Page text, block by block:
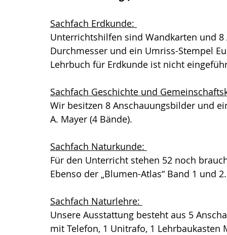
Sachfach Erdkunde:
Unterrichtshilfen sind Wandkarten und
Durchmesser und ein Umriss-Stempel
Lehrbuch für Erdkunde ist nicht
Sachfach Geschichte und
Wir besitzen 8 Anschauungsbilder und
A. Mayer (4 Bände).
Sachfach Naturkunde:
Für den Unterricht stehen 52 noch
Ebenso der „Blumen-Atlas“ Band 1
Sachfach Naturlehre:
Unsere Ausstattung besteht aus 5
mit Telefon, 1 Unitrafo, 1